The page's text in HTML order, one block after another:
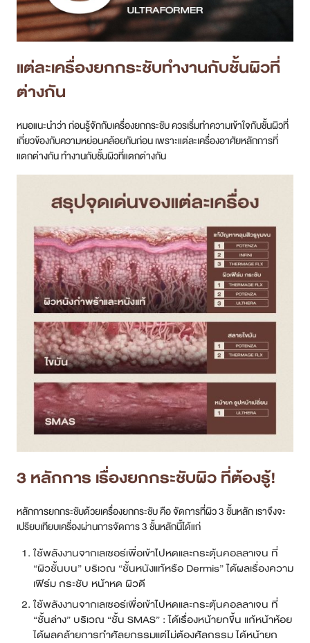
แต่ละเครื่องยกกระชับทำงานกับชั้นผิวที่
ต่างกัน
หมอแนะนำว่า ก่อนรู้จักกับเครื่องยกกระชับ ควรเริ่มทำความเข้าใจกับชั้นผิวที่
เกี่ยวข้องกับความหย่อนคล้อยกันก่อน เพราะแต่ละเครื่องอาศัยหลักการที่
แตกต่างกัน ทำงานกับชั้นผิวที่แตกต่างกัน
3 หลักการ เรื่องยกกระชับผิว ที่ต้องรู้!
หลักการยกกระชับด้วยเครื่องยกกระชับ คือ จัดการที่ผิว 3 ชั้นหลัก เราจึงจะ
เปรียบเทียบเครื่องผ่านการจัดการ 3 ชั้นหลักนี้ได้แก่
ใช้พลังงานจากเลเซอร์เพื่อเข้าไปหดและกระตุ้นคอลลาเจน ที่
“ผิวชั้นบน” บริเวณ “ชั้นหนังแท้หรือ Dermis” ได้ผลเรื่องความ
เฟิร์ม กระชับ หน้าหด ผิวดี
ใช้พลังงานจากเลเซอร์เพื่อเข้าไปหดและกระตุ้นคอลลาเจน ที่
“ชั้นล่าง” บริเวณ “ชั้น SMAS” : ได้เรื่องหน้ายกขึ้น แก้หน้าห้อย
ได้ผลคล้ายการทำศัลยกรรมแต่ไม่ต้องศัลกรรม ได้หน้ายก